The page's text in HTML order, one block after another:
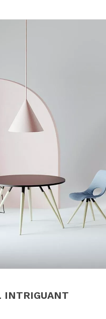
INTRIGUANT